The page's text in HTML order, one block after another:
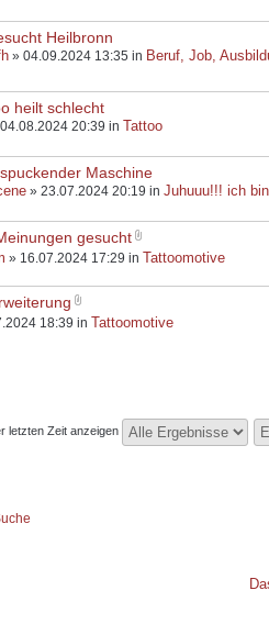
Heilbronn
» 04.09.2024 13:35 in Beruf, Job,
heilt schlecht
20:39 in Tattoo
Maschine
» 23.07.2024 20:19 in Juhuuu!!! ich
gesucht
» 16.07.2024 17:29 in Tattoomotive
18:39 in Tattoomotive
letzten Zeit anzeigen